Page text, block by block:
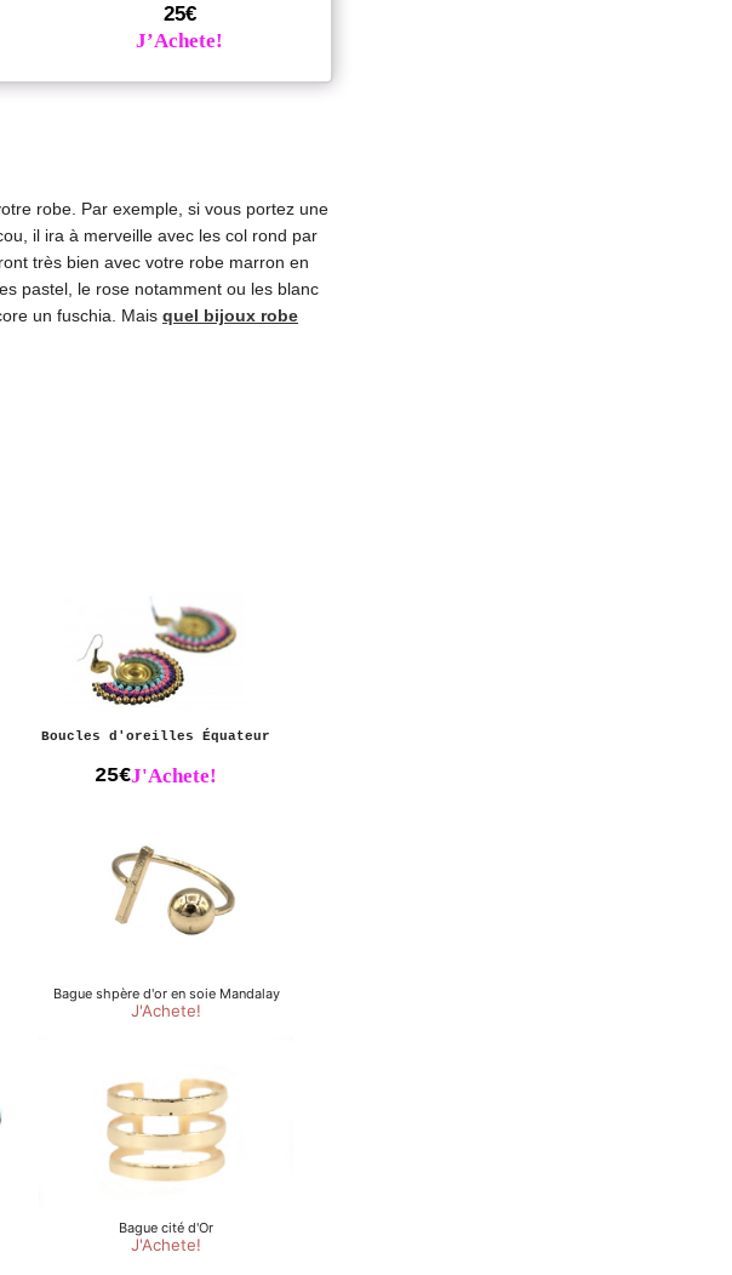
25€
J’Achete!
robe. Par exemple, si vous portez une
il ira à merveille avec les col rond par
très bien avec votre robe marron en
pastel, le rose notamment ou les blanc
un fuschia. Mais quel bijoux robe
Boucles d'oreilles Équateur
25€J'Achete!